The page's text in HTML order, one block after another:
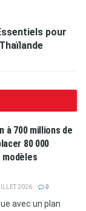
pour
à 700 millions de
80 000
modèles
2026 0
avec un plan